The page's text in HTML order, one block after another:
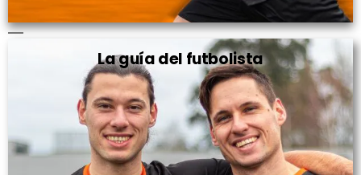
La guía del futbolista